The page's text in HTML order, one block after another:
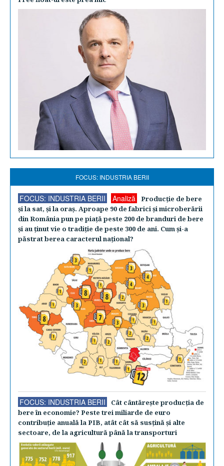
FOCUS: INDUSTRIA BERII
FOCUS: INDUSTRIA BERII Analiză
Producţie de bere
şi la sat, şi la oraş. Aproape 90 de fabrici şi microberării
din România pun pe piaţă peste 200 de branduri de bere
şi au ţinut vie o tradiţie de peste 300 de ani. Cum şi-a
păstrat berea caracterul naţional?
FOCUS: INDUSTRIA BERII
Cât cântăreşte producţia de
bere în economie? Peste trei miliarde de euro
contribuţie anuală la PIB, atât cât să susţină şi alte
sectoare, de la agricultură până la transporturi